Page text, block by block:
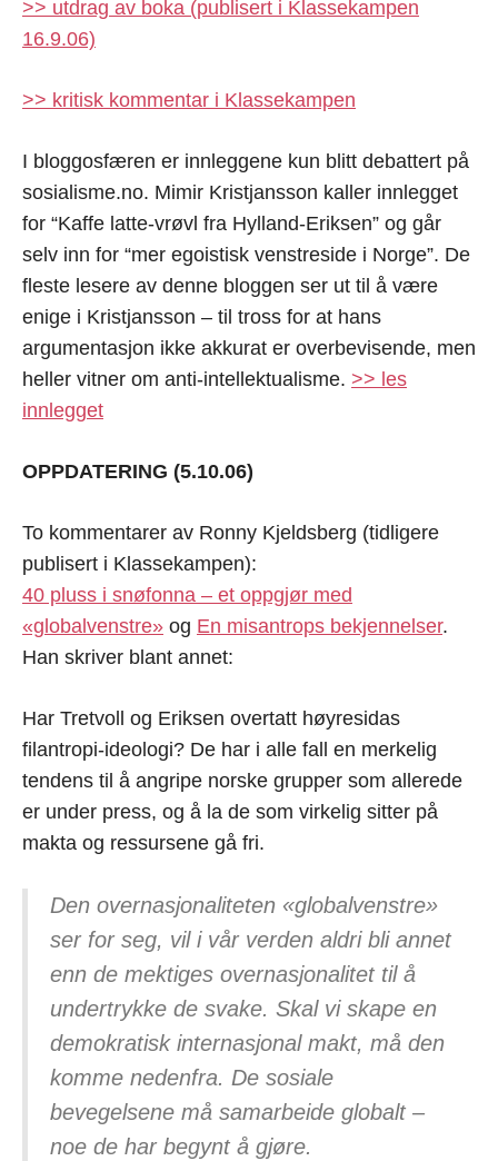
>> utdrag av boka (publisert i Klassekampen
16.9.06)
>> kritisk kommentar i Klassekampen
I bloggosfæren er innleggene kun blitt debattert på
sosialisme.no. Mimir Kristjansson kaller innlegget
for “Kaffe latte-vrøvl fra Hylland-Eriksen” og går
selv inn for “mer egoistisk venstreside i Norge”. De
fleste lesere av denne bloggen ser ut til å være
enige i Kristjansson – til tross for at hans
argumentasjon ikke akkurat er overbevisende, men
heller vitner om anti-intellektualisme. >> les
innlegget
OPPDATERING (5.10.06)
To kommentarer av Ronny Kjeldsberg (tidligere
publisert i Klassekampen):
40 pluss i snøfonna – et oppgjør med
«globalvenstre» og En misantrops bekjennelser.
Han skriver blant annet:
Har Tretvoll og Eriksen overtatt høyresidas
filantropi-ideologi? De har i alle fall en merkelig
tendens til å angripe norske grupper som allerede
er under press, og å la de som virkelig sitter på
makta og ressursene gå fri.
Den overnasjonaliteten «globalvenstre»
ser for seg, vil i vår verden aldri bli annet
enn de mektiges overnasjonalitet til å
undertrykke de svake. Skal vi skape en
demokratisk internasjonal makt, må den
komme nedenfra. De sosiale
bevegelsene må samarbeide globalt –
noe de har begynt å gjøre.